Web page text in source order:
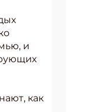
и
как